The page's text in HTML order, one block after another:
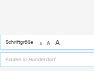
Schriftgröße A A A